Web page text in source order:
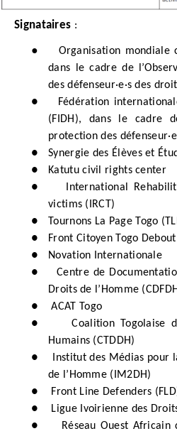
Signataires :
●
Organisation mondiale
dans le cadre de
des défenseur·e·s des
●
Fédération
(FIDH), dans le cadre
protection des
●
Synergie des Élèves et
●
Katutu civil rights center
●
International
victims (IRCT)
●
Tournons La Page Togo
●
Front Citoyen Togo Debout
●
Novation Internationale
●
Centre de
Droits de l’Homme
●
ACAT Togo
●
Coalition Togolaise
Humains (CTDDH)
●
Institut des Médias pour
de l’Homme (IM2DH)
●
Front Line Defenders
●
Ligue Ivoirienne des
●
Réseau Ouest Africain